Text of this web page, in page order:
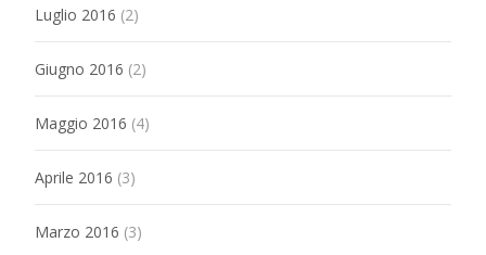
Luglio 2016 (2)
Giugno 2016 (2)
Maggio 2016 (4)
Aprile 2016 (3)
Marzo 2016 (3)